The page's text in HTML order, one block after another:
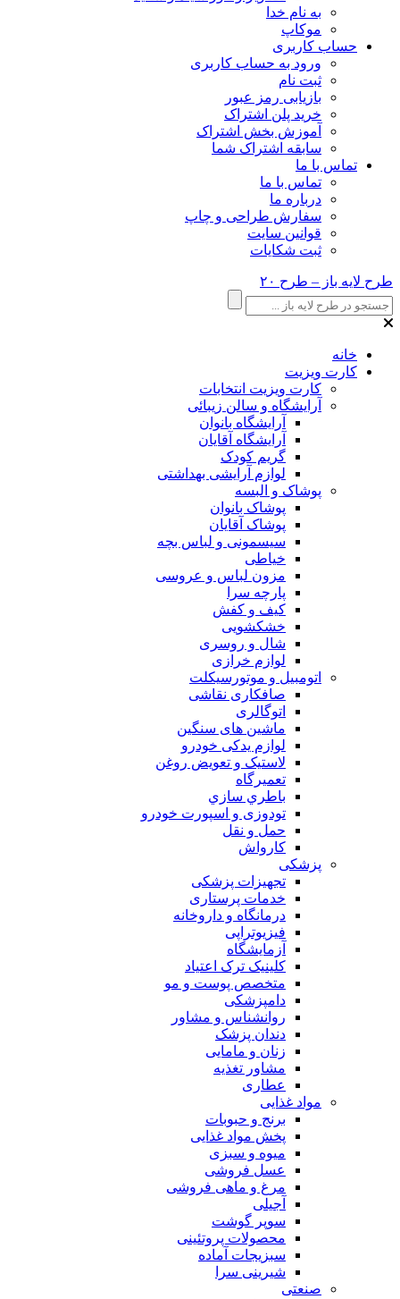
به نام خدا
موکاپ
حساب کاربری
ورود به حساب کاربری
ثبت نام
بازیابی رمز عبور
خرید پلن اشتراک
آموزش بخش اشتراک
سابقه اشتراک شما
تماس با ما
تماس با ما
درباره ما
سفارش طراحی و چاپ
قوانین سایت
ثبت شکایات
طرح لایه باز – طرح ۲۰
خانه
کارت ویزیت
کارت ویزیت انتخابات
آرایشگاه و سالن زیبائی
آرایشگاه بانوان
آرایشگاه آقایان
گریم کودک
لوازم آرایشی بهداشتی
پوشاک و البسه
پوشاک بانوان
پوشاک آقایان
سیسمونی و لباس بچه
خیاطی
مزون لباس و عروسی
پارچه سرا
کیف و کفش
خشکشویی
شال و روسری
لوازم خرازی
اتومبیل و موتورسیکلت
صافکاری نقاشی
اتوگالری
ماشین های سنگین
لوازم یدکی خودرو
لاستیک و تعویض روغن
تعميرگاه
باطري سازي
تودوزی و اسپورت خودرو
حمل و نقل
کارواش
پزشکی
تجهیزات پزشکی
خدمات پرستاری
درمانگاه و داروخانه
فیزیوتراپی
آزمایشگاه
کلینیک ترک اعتیاد
متخصص پوست و مو
دامپزشکی
روانشناس و مشاور
دندان پزشک
زنان و مامایی
مشاور تغذیه
عطاری
مواد غذایی
برنج و حبوبات
پخش مواد غذایی
میوه و سبزی
عسل فروشی
مرغ و ماهی فروشی
آجیلی
سوپر گوشت
محصولات پروتئینی
سبزیجات آماده
شیرینی سرا
صنعتی